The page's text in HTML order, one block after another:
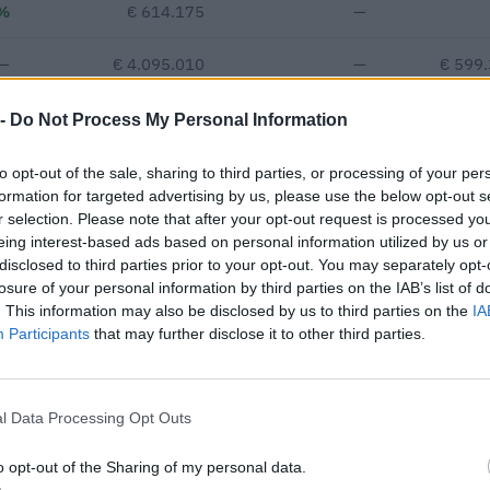
Do Not Process My Personal Information
opt-out of the sale, sharing to third parties, or processing of your
for targeted advertising by us, please use the below opt-out
selection. Please note that after your opt-out request is processed
interest-based ads based on personal information utilized by us
to third parties prior to your opt-out. You may separately
of your personal information by third parties on the IAB’s list of
This information may also be disclosed by us to third parties on the
Participants that may further disclose it to other third parties.
Data Processing Opt Outs
opt-out of the Sharing of my personal data.
€ 614.175 —
€ 4.095.010 — €
Fatturato per dipendente
un importo complessivo di 420.000 euro (dati 2014–2025).
10.000 euro
10.000 euro